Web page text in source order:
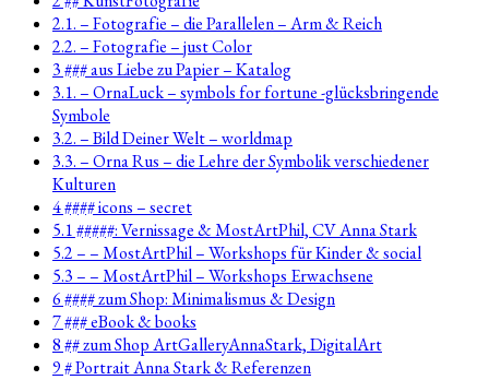
2.1. – Fotografie – die Parallelen – Arm & Reich
2.2. – Fotografie – just Color
3 ### aus Liebe zu Papier – Katalog
3.1. – OrnaLuck – symbols for fortune -glücksbringende
Symbole
3.2. – Bild Deiner Welt – worldmap
3.3. – Orna Rus – die Lehre der Symbolik verschiedener
Kulturen
4 #### icons – secret
5.1 #####: Vernissage & MostArtPhil, CV Anna Stark
5.2 – – MostArtPhil – Workshops für Kinder & social
5.3 – – MostArtPhil – Workshops Erwachsene
6 #### zum Shop: Minimalismus & Design
7 ### eBook & books
8 ## zum Shop ArtGalleryAnnaStark, DigitalArt
9 # Portrait Anna Stark & Referenzen